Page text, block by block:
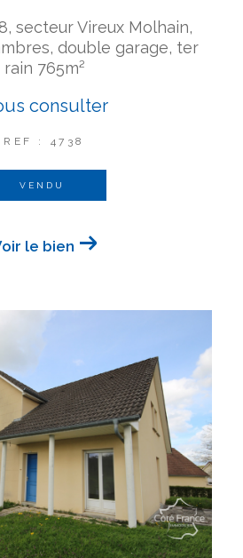
secteur Vireux Molhain,
double garage, ter
rain 765m²
consulter
REF : 4738
VENDU
le bien